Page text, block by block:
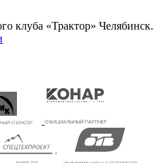
клуба «Трактор» Челябинск.